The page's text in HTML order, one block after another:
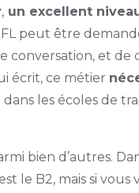
,un excellent
peut être
conversation, et de
écrit, ce métier
les écoles de
bien d’autres.
le B2, mais si vous